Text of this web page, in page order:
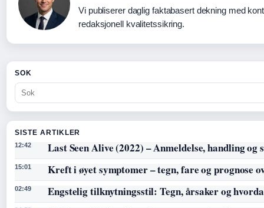
Vi publiserer daglig faktabasert dekning med
redaksjonell kvalitetssikring.
SOK
SISTE ARTIKLER
12:42 Last Seen Alive (2022) – Anmeldelse, handling
15:01 Kreft i øyet symptomer – tegn, fare og prognose
02:49 Engstelig tilknytningsstil: Tegn, årsaker og